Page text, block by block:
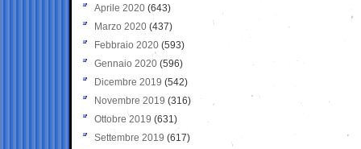
Aprile 2020 (643)
Marzo 2020 (437)
Febbraio 2020 (593)
Gennaio 2020 (596)
Dicembre 2019 (542)
Novembre 2019 (316)
Ottobre 2019 (631)
Settembre 2019 (617)